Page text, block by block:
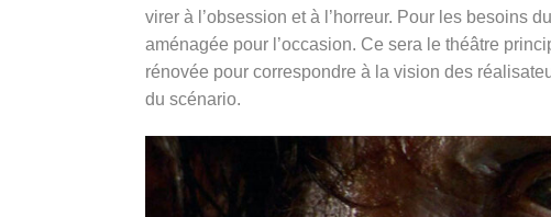
virer à l’obsession et à l’horreur. Pour les besoins
aménagée pour l’occasion. Ce sera le théâtre
rénovée pour correspondre à la vision des
du scénario.